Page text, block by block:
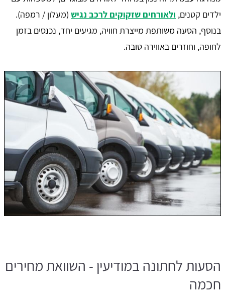
ילדים קטנים, ולאורחים שזקוקים לרכב נגיש (מעלון / רמפה).
בנוסף, הסעה משותפת מייצרת חוויה, מגיעים יחד, נכנסים בזמן
לחופה, וחוזרים באווירה טובה.
הסעות לחתונה במודיעין - השוואת מחירים
חכמה